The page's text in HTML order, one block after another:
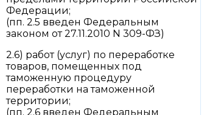
Федерации;
(пп. 2.5 введен Федеральным
законом от 27.11.2010 N 309-ФЗ)
2.6) работ (услуг) по переработке
товаров, помещенных под
таможенную процедуру
переработки на таможенной
территории;
(пп. 2.6 введен Федеральным